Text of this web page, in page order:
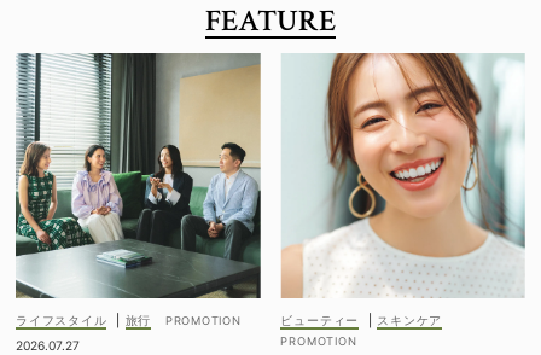
FEATURE
ライフスタイル
旅行
2026.07.27
ビューティー スキンケア